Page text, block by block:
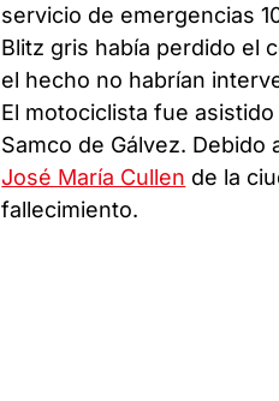
servicio de emergencias
Blitz gris había perdido el
el hecho no habrían
El motociclista fue
Samco de Gálvez.
José María Cullen de la
fallecimiento.